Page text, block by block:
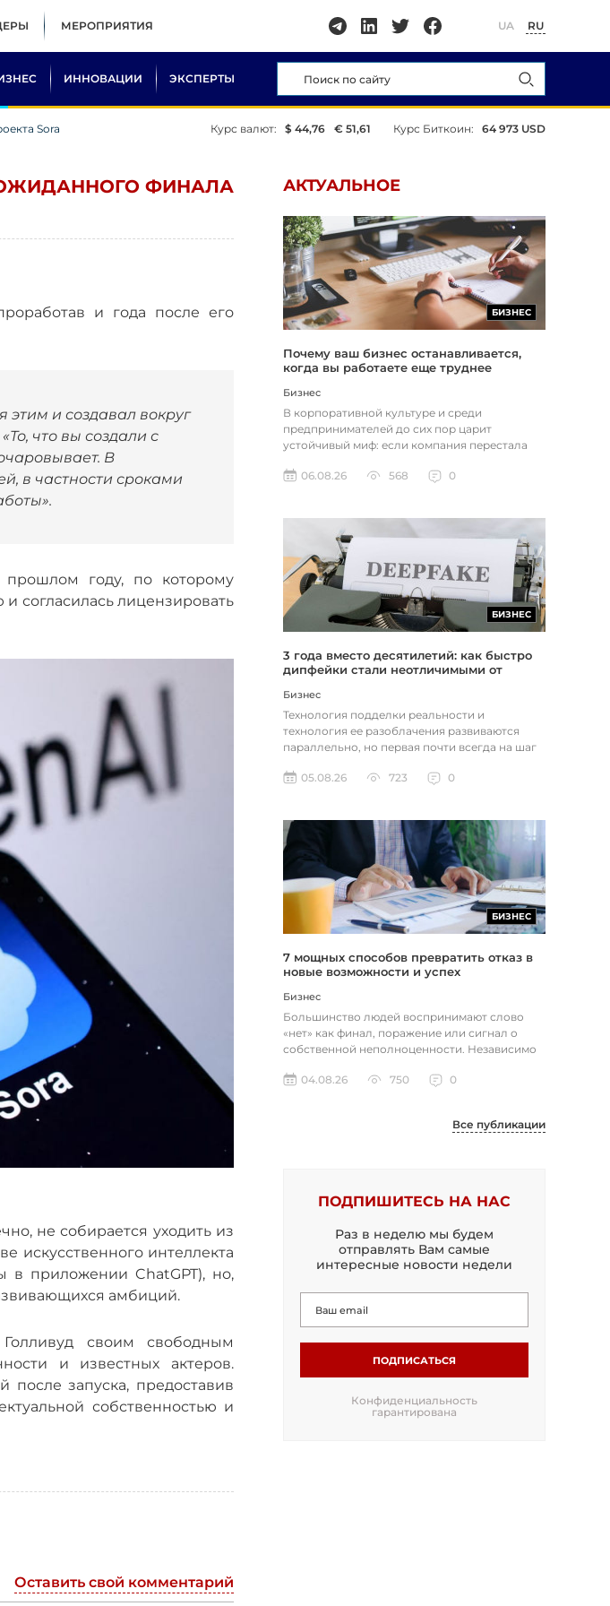
МЕРОПРИЯТИЯ UA RU
ИННОВАЦИИ ЭКСПЕРТЫ
Sora Курс валют: $ 44,76 € 51,61 Курс Биткоин: 64 973 USD
ФИНАЛА
и года после его
и создавал вокруг
что вы создали с
В
в частности сроками
году, по которому
согласилась лицензировать
не собирается уходить из
искусственного интеллекта
в приложении ChatGPT), но,
амбиций.
своим свободным
и известных актеров.
после запуска, предоставив
собственностью и
Оставить свой комментарий
АКТУАЛЬНОЕ
БИЗНЕС
Почему ваш бизнес останавливается,
когда вы работаете еще труднее
Бизнес
В корпоративной культуре и среди
предпринимателей до сих пор царит
устойчивый миф: если компания перестала
пр...06.08.26 568 0
БИЗНЕС
3 года вместо десятилетий: как быстро
дипфейки стали неотличимыми от
Бизнес
Технология подделки реальности и
технология ее разоблачения развиваются
параллельно, но первая почти всегда на шаг
05.08.26
723 0
БИЗНЕС
7 мощных способов превратить отказ в
новые возможности и успех
Бизнес
Большинство людей воспринимают слово
«нет» как финал, поражение или сигнал о
собственной неполноценности. Независимо
04.08.26
750 0
Все публикации
ПОДПИШИТЕСЬ НА НАС
Раз в неделю мы будем
отправлять Вам самые
интересные новости недели
ПОДПИСАТЬСЯ
Конфиденциальность
гарантирована